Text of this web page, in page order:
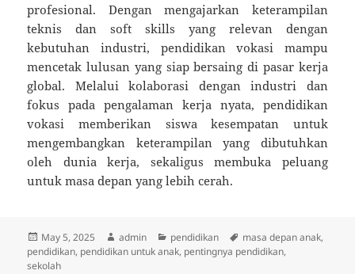
profesional. Dengan mengajarkan keterampilan
teknis dan soft skills yang relevan dengan
kebutuhan industri, pendidikan vokasi mampu
mencetak lulusan yang siap bersaing di pasar kerja
global. Melalui kolaborasi dengan industri dan
fokus pada pengalaman kerja nyata, pendidikan
vokasi memberikan siswa kesempatan untuk
mengembangkan keterampilan yang dibutuhkan
oleh dunia kerja, sekaligus membuka peluang
untuk masa depan yang lebih cerah.
Posted
on
May 5, 2025 Author
admin Categories
pendidikan Tags
masa depan anak,
pendidikan, pendidikan untuk anak, pentingnya pendidikan,
sekolah